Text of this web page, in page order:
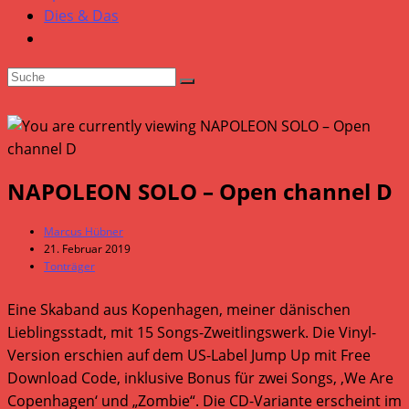
Dies & Das
NAPOLEON SOLO – Open channel D
Beitrags-
Autor:
Marcus Hübner
Beitrag
veröffentlicht:
21. Februar 2019
Beitrags-
Tonträger
Eine Skaband aus Kopenhagen, meiner dänischen
Lieblingsstadt, mit 15 Songs-Zweitlingswerk. Die Vinyl-
Version erschien auf dem US-Label Jump Up mit Free
Download Code, inklusive Bonus für zwei Songs, ‚We Are
Copenhagen‘ und „Zombie“. Die CD-Variante erscheint im